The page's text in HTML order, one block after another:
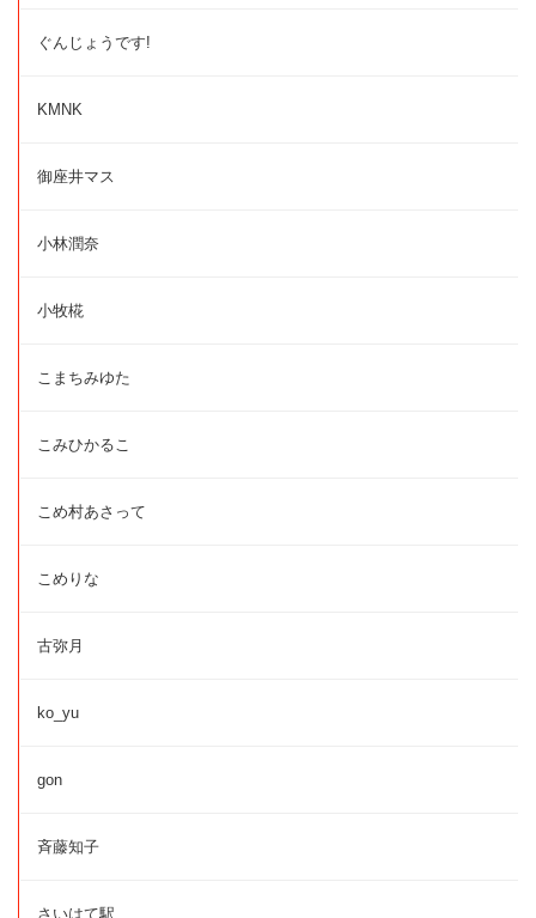
ぐんじょうです!
KMNK
御座井マス
小林潤奈
小牧椛
こまちみゆた
こみひかるこ
こめ村あさって
こめりな
古弥月
ko_yu
gon
斉藤知子
さいはて駅